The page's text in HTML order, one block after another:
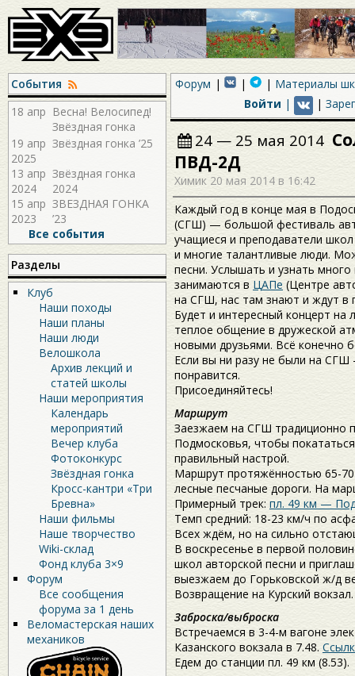
События
18 апр Весна! Велосипед!
Звёздная гонка
2026!
19 апр
2025
Звёздная гонка ’25
13 апр
2024
Звёздная гонка
2024
15 апр
2023
ЗВЕЗДНАЯ ГОНКА
’23
Все события
Разделы
Клуб
Наши походы
Наши планы
Наши люди
Велошкола
Архив лекций и
статей школы
Наши мероприятия
Календарь
мероприятий
Вечер клуба
Фотоконкурс
Звёздная гонка
Кросс-кантри «Три
Бревна»
Наши фильмы
Наше творчество
Wiki-склад
Фонд клуба 3×9
Форум
Все сообщения
форума за 1 день
Веломастерская наших
механиков
Форум
Материалы
Войти | |
24 — 25 мая 2014
ПВД-2Д
Химик 20 мая 2014 в 16:42
Каждый год в конце мая в
(СГШ) — большой фестиваль
учащиеся и преподаватели
и многие талантливые люди.
песни. Услышать и узнать
занимаются в ЦАПе (Центре
на СГШ, нас там знают и ждут в
Будет и интересный концерт на
теплое общение в дружеской
новыми друзьями. Всё конечно
Если вы ни разу не были на
понравится.
Присоединяйтесь!
Маршрут
Заезжаем на СГШ традиционно
Подмосковья, чтобы
правильный настрой.
Маршрут протяжённостью 65-
лесные песчаные дороги. На
Примерный трек: пл. 49 км —
Темп средний: 18-23 км/ч по
Всех ждём, но на сильно
В воскресенье в первой
школ авторской песни и
выезжаем до Горьковской ж/д
Возвращение на Курский вокзал.
Заброска/выброска
Встречаемся в 3-4-м вагоне
Казанского вокзала в 7.48.
Едем до станции пл. 49 км (8.53).